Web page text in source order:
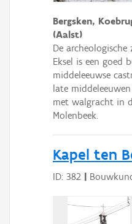
Bergsken,
(Aalst)
De archeologische
Eksel is een goed
middeleeuwse
late
met walgracht in
Molenbeek.
Kapel ten
ID: 382 |